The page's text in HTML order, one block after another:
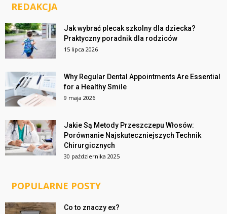
REDAKCJA
Jak wybrać plecak szkolny dla dziecka?
Praktyczny poradnik dla rodziców
15 lipca 2026
Why Regular Dental Appointments Are Essential
for a Healthy Smile
9 maja 2026
Jakie Są Metody Przeszczepu Włosów:
Porównanie Najskuteczniejszych Technik
Chirurgicznych
30 października 2025
POPULARNE POSTY
Co to znaczy ex?